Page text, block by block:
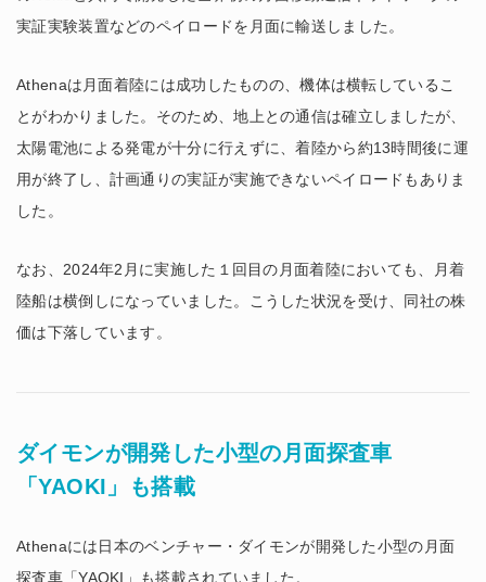
実証実験装置などのペイロードを月面に輸送しました。
Athenaは月面着陸には成功したものの、機体は横転しているこ
とがわかりました。そのため、地上との通信は確立しましたが、
太陽電池による発電が十分に行えずに、着陸から約13時間後に運
用が終了し、計画通りの実証が実施できないペイロードもありま
した。
なお、2024年2月に実施した１回目の月面着陸においても、月着
陸船は横倒しになっていました。こうした状況を受け、同社の株
価は下落しています。
ダイモンが開発した小型の月面探査車
「YAOKI」も搭載
Athenaには日本のベンチャー・ダイモンが開発した小型の月面
探査車「YAOKI」も搭載されていました。